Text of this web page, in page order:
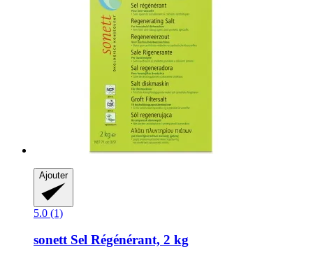
Ajouter
5.0 (1)
sonettSel Régénérant, 2 kg